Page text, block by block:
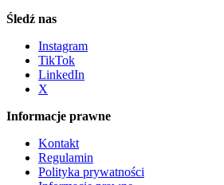
Śledź nas
Instagram
TikTok
LinkedIn
X
Informacje prawne
Kontakt
Regulamin
Polityka prywatności